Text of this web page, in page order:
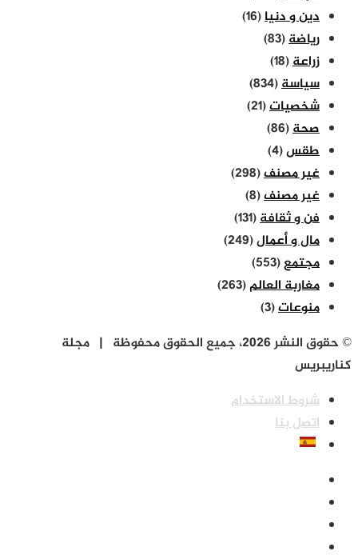
دين و دنيا(16)
رياضة(83)
زراعة(18)
سياسة(834)
شخصيات(21)
صحة(86)
طقس(4)
غير مصنف(298)
غير مصنف(8)
فن و ثقافة(131)
مال و أعمال(249)
مجتمع(553)
مغاربة العالم(263)
منوعات(3)
© حقوق النشر 2026، جميع الحقوق محفوظة | مجلة
كناريبريس
شروط الاستخدام
اتصل بنا